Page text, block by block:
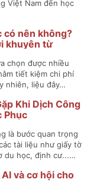
Việt Nam đến học
có nên không?
khuyên từ
chọn được nhiều
tiết kiệm chi phí
nhiên, liệu đây…
Khi Dịch Công
Phục
là bước quan trọng
tài liệu như giấy tờ
du học, định cư...…
và cơ hội cho